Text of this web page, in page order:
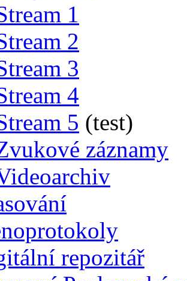
1
2
3
4
5 (test)
záznamy
repozitář